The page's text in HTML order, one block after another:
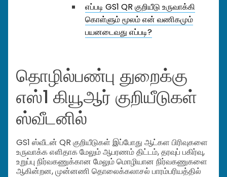
எப்படி GS1 QR குறியீடு உருவாக்கி
கொள்ளும் மூலம் என் வணிகமும்
பயனடைவது எப்படி?
தொழில்பண்பு துறைக்கு
எஸ்1 கியூஆர் குறியீடுகள்
ஸ்வீடனில்
GS1 ஸ்வீடன் QR குறியீடுகள் இப்போது ஆட்கள பிரிவுகளை
உருவாக்க எளிதாக மேலும் ஆபரணம் திட்டம், தரவுப் பகிர்வு,
உறுப்பு நிர்வகணுக்கான மேலும் மொழியான நிர்வகணுகளை
ஆகின்றன, முன்னணி தொலைக்கலாசல் பாரம்பரியத்தில்